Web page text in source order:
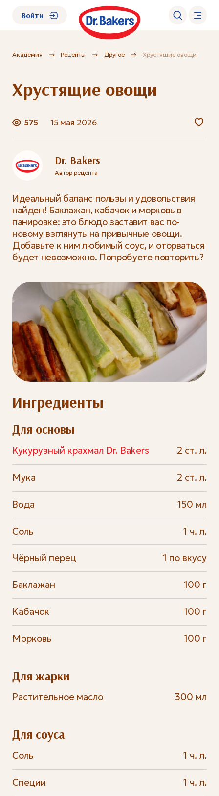
О нас
Каталог
Академия
Войти
Академия Рецепты Другое Хрустящие овощи
Хрустящие овощи
575 15 мая 2026
Dr. Bakers
Автор рецепта
Идеальный баланс пользы и удовольствия
найден! Баклажан, кабачок и морковь в
панировке: это блюдо заставит вас по-
новому взглянуть на привычные овощи.
Добавьте к ним любимый соус, и оторваться
будет невозможно. Попробуете повторить?
Ингредиенты
Для основы
Кукурузный крахмал Dr. Bakers 2 ст. л.
Мука 2 ст. л.
Вода 150 мл
Соль 1 ч. л.
Чёрный перец 1 по вкусу
Баклажан 100 г
Кабачок 100 г
Морковь 100 г
Для жарки
Растительное масло 300 мл
Для соуса
Соль 1 ч. л.
Специи 1 ч. л.